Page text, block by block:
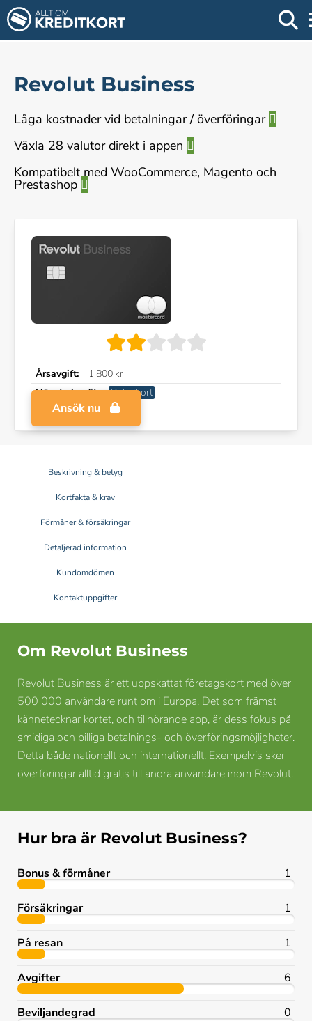
Revolut Business
Låga kostnader vid betalningar / överföringar
Växla 28 valutor direkt i appen
Kompatibelt med WooCommerce, Magento och
Prestashop
Årsavgift:
1 800 kr
Högsta kredit:
Debetkort
Ansök nu
Beskrivning & betyg
Kortfakta & krav
Förmåner & försäkringar
Detaljerad information
Kundomdömen
Kontaktuppgifter
Om Revolut Business
Revolut Business är ett uppskattat företagskort med över
500 000 användare runt om i Europa. Det som främst
kännetecknar kortet, och tillhörande app, är dess fokus på
smidiga och billiga betalnings- och överföringsmöjligheter.
Detta både nationellt och internationellt. Exempelvis sker
överföringar alltid gratis till andra användare inom Revolut.
Hur bra är Revolut Business?
Bonus & förmåner 1
Försäkringar 1
På resan 1
Avgifter 6
Beviljandegrad 0